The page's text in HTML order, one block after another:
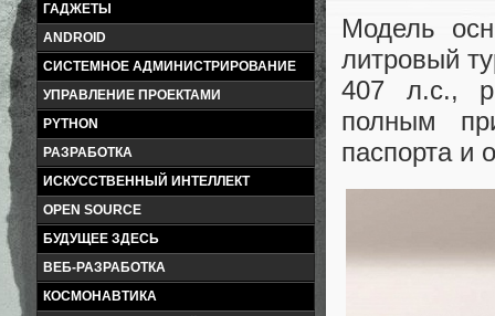
ГАДЖЕТЫ
ANDROID
СИСТЕМНОЕ АДМИНИСТРИРОВАНИЕ
УПРАВЛЕНИЕ ПРОЕКТАМИ
PYTHON
РАЗРАБОТКА
ИСКУССТВЕННЫЙ ИНТЕЛЛЕКТ
OPEN SOURCE
БУДУЩЕЕ ЗДЕСЬ
ВЕБ-РАЗРАБОТКА
КОСМОНАВТИКА
Модель
литровый
407 л.с.,
полным
паспорта и